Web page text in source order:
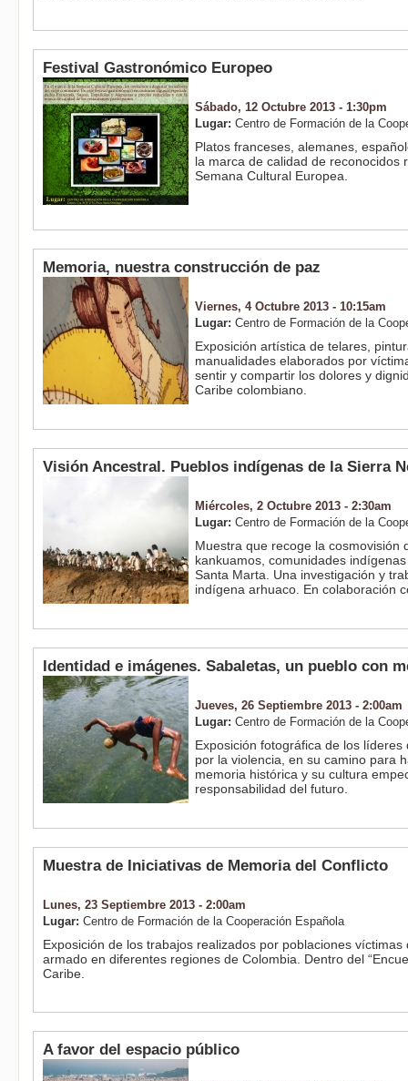
Festival Gastronómico Europeo
Sábado, 12 Octubre 2013 - 1:30pm
Lugar: Centro de Formación de la
Platos franceses, alemanes,
la marca de calidad de reconocidos
Semana Cultural Europea.
Memoria, nuestra construcción de paz
Viernes, 4 Octubre 2013 - 10:15am
Lugar: Centro de Formación de la
Exposición artística de telares,
manualidades elaborados por
sentir y compartir los dolores y
Caribe colombiano.
Visión Ancestral. Pueblos indígenas de la Sierra
Miércoles, 2 Octubre 2013 - 2:30am
Lugar: Centro de Formación de la
Muestra que recoge la cosmovisión
kankuamos, comunidades
Santa Marta. Una investigación y
indígena arhuaco. En colaboración
Identidad e imágenes. Sabaletas, un pueblo con
Jueves, 26 Septiembre 2013 - 2:00am
Lugar: Centro de Formación de la
Exposición fotográfica de los
por la violencia, en su camino para
memoria histórica y su cultura
responsabilidad del futuro.
Muestra de Iniciativas de Memoria del Conflicto
Lunes, 23 Septiembre 2013 - 2:00am
Lugar: Centro de Formación de la Cooperación Española
Exposición de los trabajos realizados por poblaciones víctimas
armado en diferentes regiones de Colombia. Dentro del
Caribe.
A favor del espacio público